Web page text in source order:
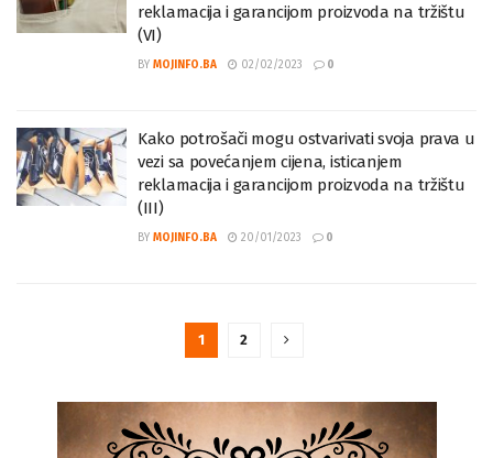
reklamacija i garancijom proizvoda na tržištu
(VI)
BY MOJINFO.BA 02/02/2023 0
Kako potrošači mogu ostvarivati svoja prava u
vezi sa povećanjem cijena, isticanjem
reklamacija i garancijom proizvoda na tržištu
(III)
BY MOJINFO.BA 20/01/2023 0
1 2